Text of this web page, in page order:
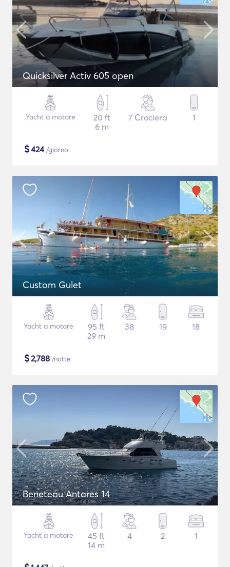
Quicksilver Activ 605 open
Yacht a motore
20 ft
6 m
7 Crociera 1
$424/giorno
Custom Gulet
Yacht a motore
95 ft
29 m
38 19 18
$2,788 /notte
Beneteau Antares 14
Yacht a motore
45 ft
14 m
4 2 1